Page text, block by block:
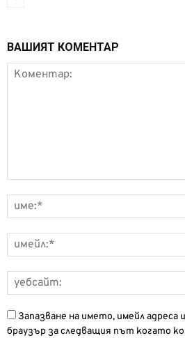
ВАШИЯТ КОМЕНТАР
Запазване на името, имейл адреса
браузър за следващия път когато